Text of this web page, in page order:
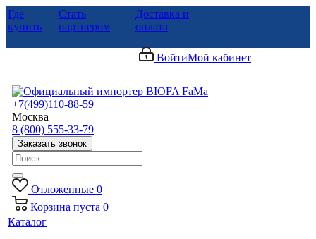
Где
купить
Стать
партнером
Доставка и
оплата
ВойтиМой кабинет
+7(499)110-88-59
Москва
8 (800) 555-33-79
Заказать звонок
Отложенные 0
Корзина пуста 0
Каталог